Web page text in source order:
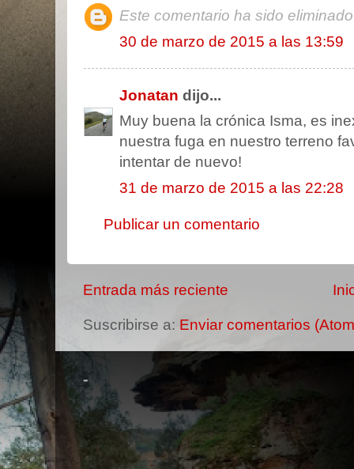
Este comentario ha sido
30 de marzo de 2015 a las 13:59
Jonatan dijo...
Muy buena la crónica Isma, es
nuestra fuga en nuestro terreno
intentar de nuevo!
31 de marzo de 2015 a las 22:28
Publicar un comentario
Entrada más reciente
Suscribirse a: Enviar comentarios
-